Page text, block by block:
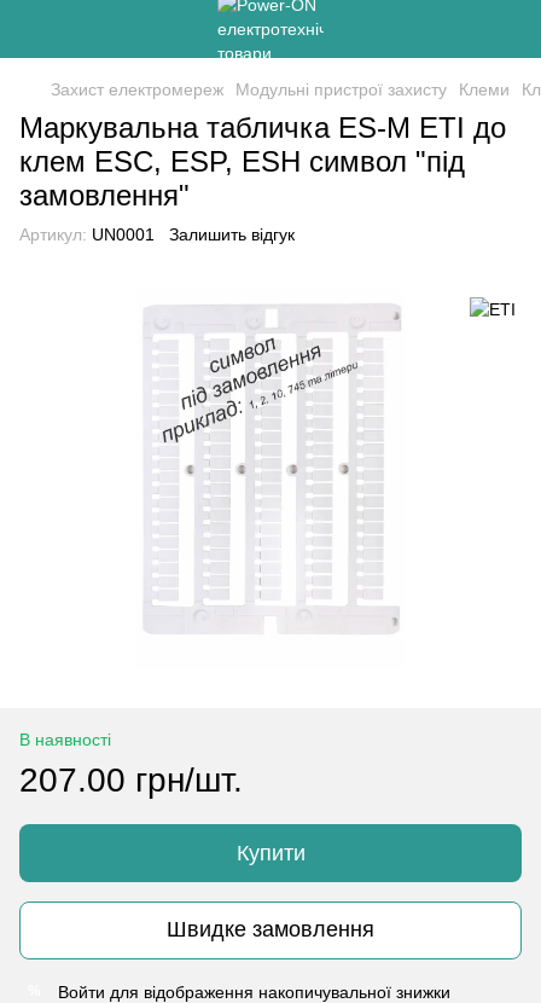
Захист електромереж Модульні пристрої захисту Клеми
Маркувальна табличка ES-M ETI до
клем ESC, ESP, ESH символ "під
замовлення"
Артикул: UN0001 Залишить відгук
В наявності
207.00 грн/шт.
Купити
Швидке замовлення
Войти для відображення накопичувальної знижки